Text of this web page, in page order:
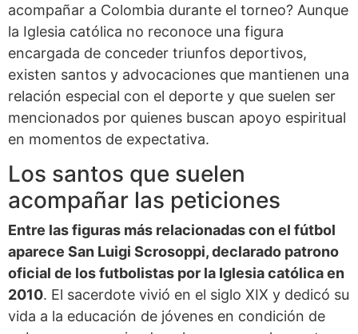
acompañar a Colombia durante el torneo? Aunque
la Iglesia católica no reconoce una figura
encargada de conceder triunfos deportivos,
existen santos y advocaciones que mantienen una
relación especial con el deporte y que suelen ser
mencionados por quienes buscan apoyo espiritual
en momentos de expectativa.
Los santos que suelen
acompañar las peticiones
Entre las figuras más relacionadas con el fútbol
aparece San Luigi Scrosoppi, declarado patrono
oficial de los futbolistas por la Iglesia católica en
2010. El sacerdote vivió en el siglo XIX y dedicó su
vida a la educación de jóvenes en condición de